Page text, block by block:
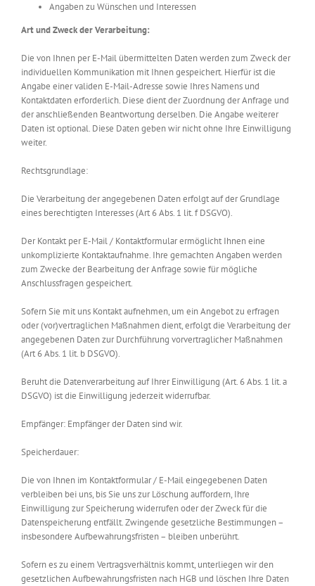
Angaben zu Wünschen und Interessen
Art und Zweck der Verarbeitung:
Die von Ihnen per E-Mail übermittelten Daten werden zum Zweck der
individuellen Kommunikation mit Ihnen gespeichert. Hierfür ist die
Angabe einer validen E-Mail-Adresse sowie Ihres Namens und
Kontaktdaten erforderlich. Diese dient der Zuordnung der Anfrage und
der anschließenden Beantwortung derselben. Die Angabe weiterer
Daten ist optional. Diese Daten geben wir nicht ohne Ihre Einwilligung
weiter.
Rechtsgrundlage:
Die Verarbeitung der angegebenen Daten erfolgt auf der Grundlage
eines berechtigten Interesses (Art 6 Abs. 1 lit. f DSGVO).
Der Kontakt per E-Mail / Kontaktformular ermöglicht Ihnen eine
unkomplizierte Kontaktaufnahme. Ihre gemachten Angaben werden
zum Zwecke der Bearbeitung der Anfrage sowie für mögliche
Anschlussfragen gespeichert.
Sofern Sie mit uns Kontakt aufnehmen, um ein Angebot zu erfragen
oder (vor)vertraglichen Maßnahmen dient, erfolgt die Verarbeitung der
angegebenen Daten zur Durchführung vorvertraglicher Maßnahmen
(Art 6 Abs. 1 lit. b DSGVO).
Beruht die Datenverarbeitung auf Ihrer Einwilligung (Art. 6 Abs. 1 lit. a
DSGVO) ist die Einwilligung jederzeit widerrufbar.
Empfänger: Empfänger der Daten sind wir.
Speicherdauer:
Die von Ihnen im Kontaktformular / E-Mail eingegebenen Daten
verbleiben bei uns, bis Sie uns zur Löschung auffordern, Ihre
Einwilligung zur Speicherung widerrufen oder der Zweck für die
Datenspeicherung entfällt. Zwingende gesetzliche Bestimmungen –
insbesondere Aufbewahrungsfristen – bleiben unberührt.
Sofern es zu einem Vertragsverhältnis kommt, unterliegen wir den
gesetzlichen Aufbewahrungsfristen nach HGB und löschen Ihre Daten